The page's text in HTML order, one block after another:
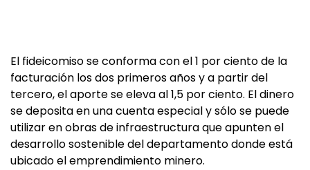
El fideicomiso se conforma con el 1 por ciento de la
facturación los dos primeros años y a partir del
tercero, el aporte se eleva al 1,5 por ciento. El dinero
se deposita en una cuenta especial y sólo se puede
utilizar en obras de infraestructura que apunten el
desarrollo sostenible del departamento donde está
ubicado el emprendimiento minero.